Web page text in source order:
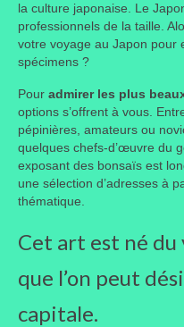
Vannerie
Autres
Bibliothèque
Nouveautés
Revues
Listes
Evénements
Amis jardiniers
Fête des plantes
la culture japonaise. Le
professionnels de la taille.
votre voyage au Japon pour
spécimens ?
Pour admirer les plus
options s’offrent à vous.
pépinières, amateurs ou
quelques chefs-d’œuvre du
exposant des bonsaïs est
une sélection d’adresses à
thématique.
Cet art est né du
que l’on peut
capitale.